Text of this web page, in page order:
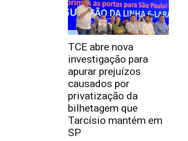
TCE abre nova
investigação para
apurar prejuízos
causados por
privatização da
bilhetagem que
Tarcísio mantém em
SP